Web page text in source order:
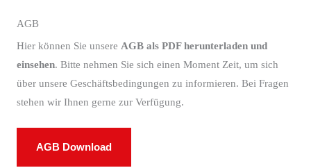
AGB
Hier können Sie unsere AGB als PDF herunterladen und
einsehen. Bitte nehmen Sie sich einen Moment Zeit, um sich
über unsere Geschäftsbedingungen zu informieren. Bei Fragen
stehen wir Ihnen gerne zur Verfügung.
AGB Download